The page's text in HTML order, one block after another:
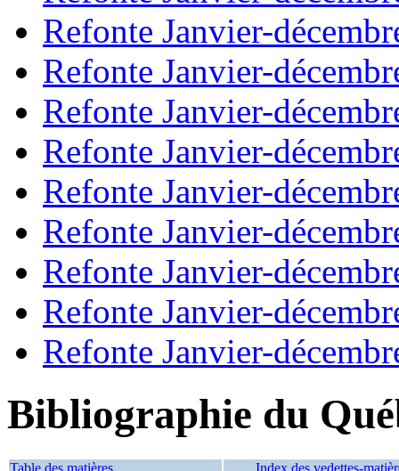
Refonte Janvier-
Refonte Janvier-
Refonte Janvier-
Refonte Janvier-
Refonte Janvier-
Refonte Janvier-
Refonte Janvier-
Refonte Janvier-
Refonte Janvier-
Bibliographie du
Table des matières Index des vedettes-